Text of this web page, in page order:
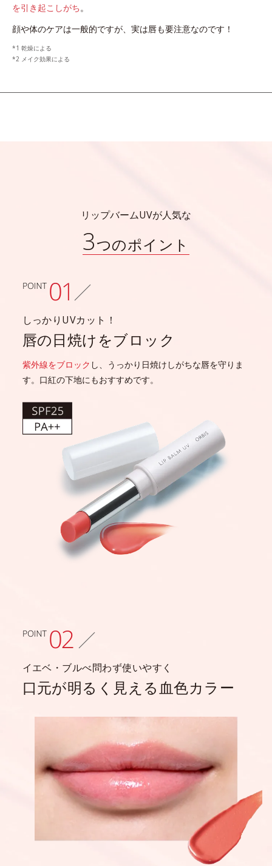
を引き起こしがち。
顔や体のケアは一般的ですが、実は唇も要注意なのです！
*1 乾燥による
*2 メイク効果による
リップバームUVが人気な
3つのポイント
しっかりUVカット！
唇の日焼けをブロック
紫外線をブロック し、
うっかり日焼けしがちな唇を守りま
す。 口紅の下地にもおすすめです。
イエベ・ブルべ問わず使いやすく
口元が明るく見える血色カラー